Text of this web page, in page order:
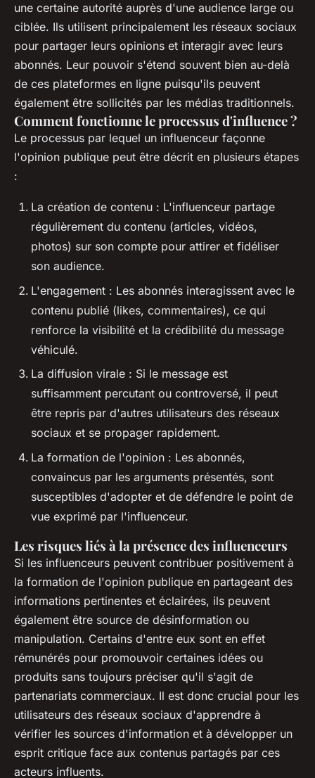
une certaine autorité auprès d'une audience large ou
ciblée. Ils utilisent principalement les réseaux sociaux
pour partager leurs opinions et interagir avec leurs
abonnés. Leur pouvoir s'étend souvent bien au-delà
de ces plateformes en ligne puisqu'ils peuvent
également être sollicités par les médias traditionnels.
Comment fonctionne le processus d'influence ?
Le processus par lequel un influenceur façonne
l'opinion publique peut être décrit en plusieurs étapes
:
La création de contenu : L'influenceur partage
régulièrement du contenu (articles, vidéos,
photos) sur son compte pour attirer et fidéliser
son audience.
L'engagement : Les abonnés interagissent avec le
contenu publié (likes, commentaires), ce qui
renforce la visibilité et la crédibilité du message
véhiculé.
La diffusion virale : Si le message est
suffisamment percutant ou controversé, il peut
être repris par d'autres utilisateurs des réseaux
sociaux et se propager rapidement.
La formation de l'opinion : Les abonnés,
convaincus par les arguments présentés, sont
susceptibles d'adopter et de défendre le point de
vue exprimé par l'influenceur.
Les risques liés à la présence des influenceurs
Si les influenceurs peuvent contribuer positivement à
la formation de l'opinion publique en partageant des
informations pertinentes et éclairées, ils peuvent
également être source de désinformation ou
manipulation. Certains d'entre eux sont en effet
rémunérés pour promouvoir certaines idées ou
produits sans toujours préciser qu'il s'agit de
partenariats commerciaux. Il est donc crucial pour les
utilisateurs des réseaux sociaux d'apprendre à
vérifier les sources d'information et à développer un
esprit critique face aux contenus partagés par ces
acteurs influents.